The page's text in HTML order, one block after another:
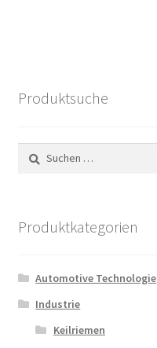
Produktsuche
nach:
Produktkategorien
Automotive Technologie
Industrie
Keilriemen